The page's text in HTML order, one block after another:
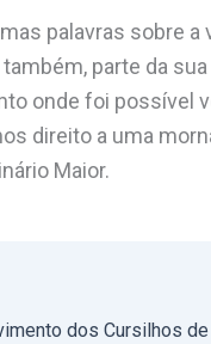
palavras sobre a
parte da
onde foi possível
direito a uma
Maior.